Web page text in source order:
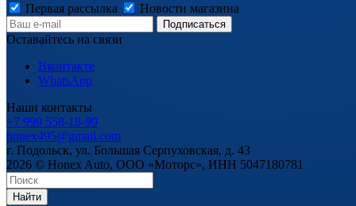
Первая рассылка
Новости магазина
Оставайтесь на связи
Вконтакте
WhatsApp
Наши контакты
+7 999 558-18-99
honex495@gmail.com
г. Подольск, ул. Большая Серпуховская, д. 43
2026 © Honex Auto, ООО «Моторс», ИНН 5047180781
Найти